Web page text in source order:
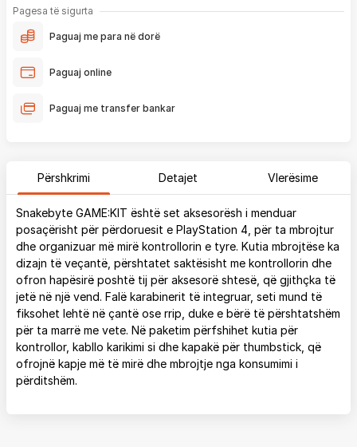
përfshirë momentin kur produkti arrin në depon tonë, dhe
më lartë. Ju lusim të keni parasysh që festat ndërkombëtare ndikojnë që
liferimi të shtyhet për rreth 2 ditë.
Pagesa të sigurta
Paguaj me para në dorë
Paguaj online
Paguaj me transfer bankar
Përshkrimi Detajet Vlerësime
Snakebyte GAME:KIT është set aksesorësh i menduar
posaçërisht për përdoruesit e PlayStation 4, për ta mbrojtur
dhe organizuar më mirë kontrollorin e tyre. Kutia mbrojtëse ka
dizajn të veçantë, përshtatet saktësisht me kontrollorin dhe
ofron hapësirë poshtë tij për aksesorë shtesë, që gjithçka të
jetë në një vend. Falë karabinerit të integruar, seti mund të
fiksohet lehtë në çantë ose rrip, duke e bërë të përshtatshëm
për ta marrë me vete. Në paketim përfshihet kutia për
kontrollor, kabllo karikimi si dhe kapakë për thumbstick, që
ofrojnë kapje më të mirë dhe mbrojtje nga konsumimi i
përditshëm.